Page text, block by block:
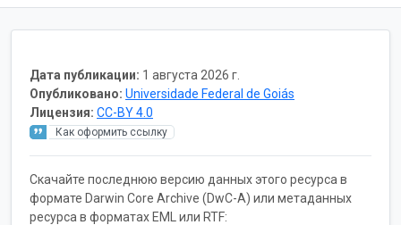
Дата публикации: 1 августа 2026 г.
Опубликовано: Universidade Federal de Goiás
Лицензия: CC-BY 4.0
Как оформить ссылку
Скачайте последнюю версию данных этого ресурса в
формате Darwin Core Archive (DwC-A) или метаданных
ресурса в форматах EML или RTF: